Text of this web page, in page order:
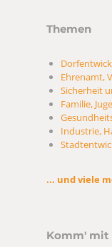
Themen
Ehrenamt,
Sicherheit
Familie,
Industrie,
... und viele
Komm' mit